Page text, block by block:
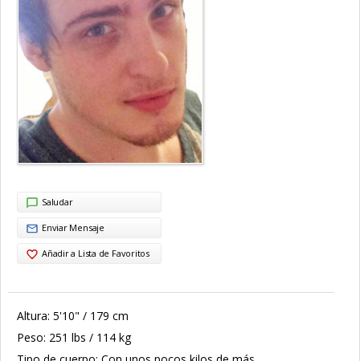
Saludar
Enviar Mensaje
Añadir a Lista de Favoritos
Altura: 5'10" / 179 cm
Peso: 251 lbs / 114 kg